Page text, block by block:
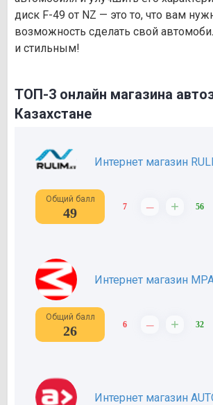
диск F-49 от NZ — это то, что вам
возможность сделать свой
и стильным!
ТОП-3 онлайн магазина
Казахстане
Интернет магазин
Общий балл
49 7 – + 56
Интернет магазин
Общий балл
26 6 – + 32
Интернет магазин